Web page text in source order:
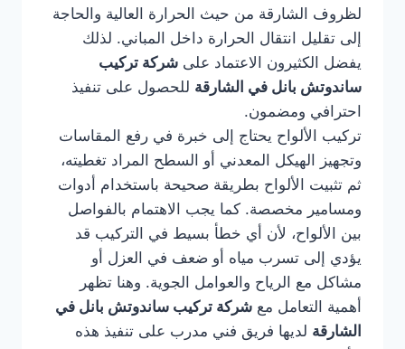
لظروف الشارقة من حيث الحرارة العالية والحاجة
إلى تقليل انتقال الحرارة داخل المباني. لذلك
يفضل الكثيرون الاعتماد على شركة تركيب
ساندوتش بانل في الشارقة للحصول على تنفيذ
احترافي ومضمون.
تركيب الألواح يحتاج إلى خبرة في رفع المقاسات
وتجهيز الهيكل المعدني أو السطح المراد تغطيته،
ثم تثبيت الألواح بطريقة صحيحة باستخدام أدوات
ومسامير مخصصة. كما يجب الاهتمام بالفواصل
بين الألواح، لأن أي خطأ بسيط في التركيب قد
يؤدي إلى تسرب مياه أو ضعف في العزل أو
مشاكل مع الرياح والعوامل الجوية. وهنا تظهر
أهمية التعامل مع شركة تركيب ساندوتش بانل في
الشارقة لديها فريق فني مدرب على تنفيذ هذه